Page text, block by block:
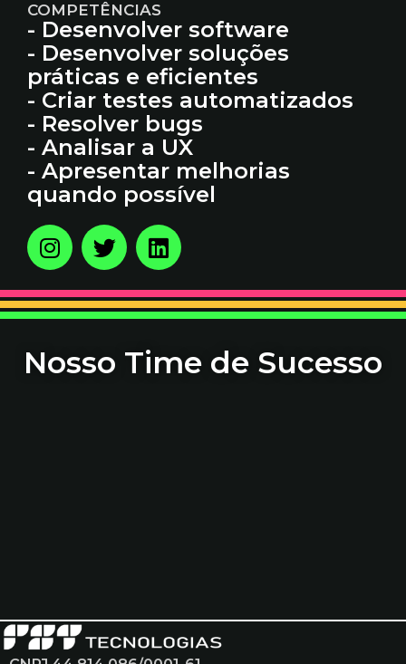
COMPETÊNCIAS
- Desenvolver software
- Desenvolver soluções
práticas e eficientes
- Criar testes automatizados
- Resolver bugs
- Analisar a UX
- Apresentar melhorias
quando possível
Nosso Time de Sucesso